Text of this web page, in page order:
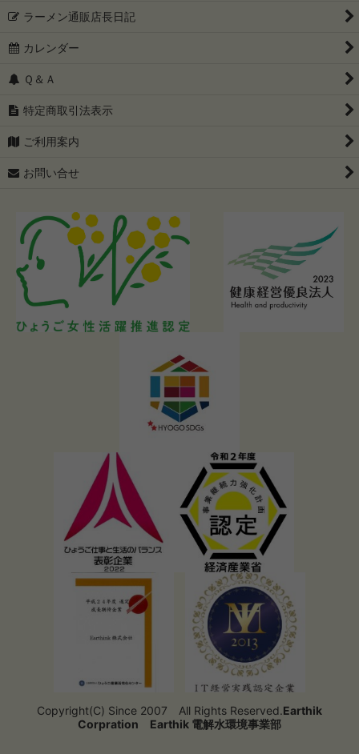
ラーメン通販店長日記
カレンダー
Ｑ＆Ａ
特定商取引法表示
ご利用案内
お問い合せ
Copyright(C) Since 2007 All Rights Reserved.Earthik
Corpration
Earthik 電解水環境事業部